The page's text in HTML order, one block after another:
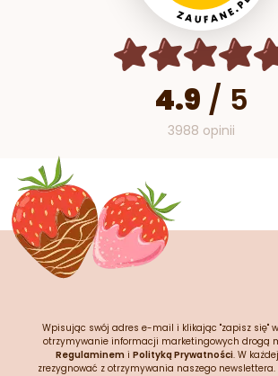
4.9 / 5
3988 opinii
Wpisując swój adres e-mail i klikając "zapisz się"
otrzymywanie informacji marketingowych drogą
Regulaminem i Polityką Prywatności. W
zrezygnować z otrzymywania naszego